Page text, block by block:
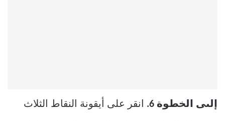
إلىى الخطوة 6. انقر على أيقونة النقاط الثلاث